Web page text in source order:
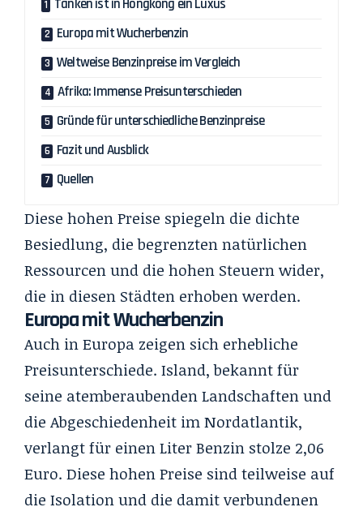
Tanken ist in Hongkong ein Luxus
Europa mit Wucherbenzin
Weltweise Benzinpreise im Vergleich
Afrika: Immense Preisunterschieden
Gründe für unterschiedliche Benzinpreise
Fazit und Ausblick
Quellen
Diese hohen Preise spiegeln die dichte
Besiedlung, die begrenzten natürlichen
Ressourcen und die hohen Steuern wider,
die in diesen Städten erhoben werden.
Europa mit Wucherbenzin
Auch in Europa zeigen sich erhebliche
Preisunterschiede. Island, bekannt für
seine atemberaubenden Landschaften und
die Abgeschiedenheit im Nordatlantik,
verlangt für einen Liter Benzin stolze 2,06
Euro. Diese hohen Preise sind teilweise auf
die Isolation und die damit verbundenen